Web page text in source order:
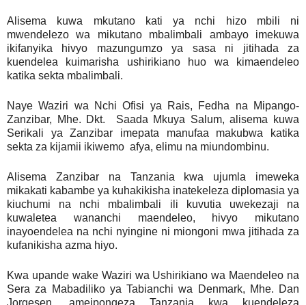
Alisema kuwa mkutano kati ya nchi hizo mbili ni
mwendelezo wa mikutano mbalimbali ambayo imekuwa
ikifanyika hivyo mazungumzo ya sasa ni jitihada za
kuendelea kuimarisha ushirikiano huo wa kimaendeleo
katika sekta mbalimbali.
Naye Waziri wa Nchi Ofisi ya Rais, Fedha na Mipango-
Zanzibar, Mhe. Dkt. Saada Mkuya Salum, alisema kuwa
Serikali ya Zanzibar imepata manufaa makubwa katika
sekta za kijamii ikiwemo afya, elimu na miundombinu.
Alisema Zanzibar na Tanzania kwa ujumla imeweka
mikakati kabambe ya kuhakikisha inatekeleza diplomasia ya
kiuchumi na nchi mbalimbali ili kuvutia uwekezaji na
kuwaletea wananchi maendeleo, hivyo mikutano
inayoendelea na nchi nyingine ni miongoni mwa jitihada za
kufanikisha azma hiyo.
Kwa upande wake Waziri wa Ushirikiano wa Maendeleo na
Sera za Mabadiliko ya Tabianchi wa Denmark, Mhe. Dan